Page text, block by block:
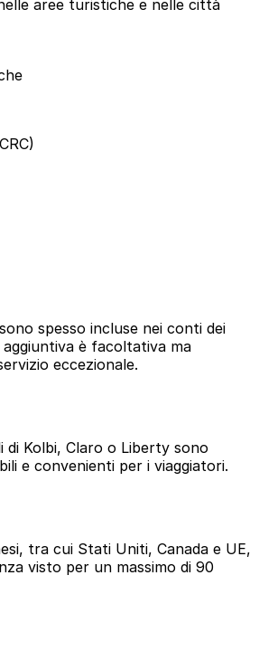
aree turistiche e nelle città
spesso incluse nei conti dei
è facoltativa ma
eccezionale.
di Kolbi, Claro o Liberty sono
e convenienti per i viaggiatori.
tra cui Stati Uniti, Canada e UE,
visto per un massimo di 90